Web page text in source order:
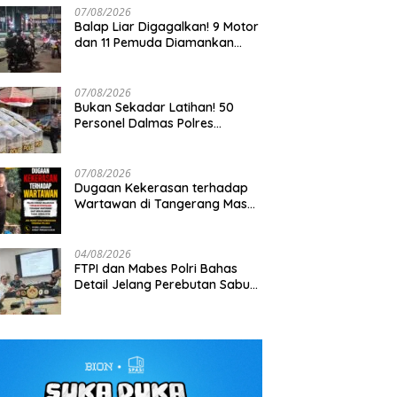
Perintis Polda Metro
Amankan 3 Pemuda di
Terkait Kejahatan
Tak Bisa Ditembus Kendaraan,
07/08/2026
Balap Liar Digagalkan! 9 Motor
dan 11 Pemuda Diamankan
07/08/2026
Bukan Sekadar Latihan! 50
Personel Dalmas Polres
07/08/2026
Dugaan Kekerasan terhadap
Wartawan di Tangerang Masuk
04/08/2026
FTPI dan Mabes Polri Bahas
Detail Jelang Perebutan Sabuk